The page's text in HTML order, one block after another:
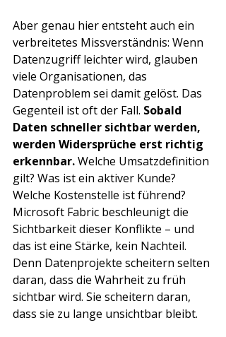
Aber genau hier entsteht auch ein
verbreitetes Missverständnis: Wenn
Datenzugriff leichter wird, glauben
viele Organisationen, das
Datenproblem sei damit gelöst. Das
Gegenteil ist oft der Fall. Sobald
Daten schneller sichtbar werden,
werden Widersprüche erst richtig
erkennbar. Welche Umsatzdefinition
gilt? Was ist ein aktiver Kunde?
Welche Kostenstelle ist führend?
Microsoft Fabric beschleunigt die
Sichtbarkeit dieser Konflikte – und
das ist eine Stärke, kein Nachteil.
Denn Datenprojekte scheitern selten
daran, dass die Wahrheit zu früh
sichtbar wird. Sie scheitern daran,
dass sie zu lange unsichtbar bleibt.